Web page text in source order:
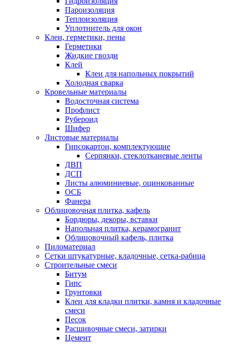
Пароизоляция
Теплоизоляция
Уплотнитель для окон
Клеи, герметики, пены
Герметики
Жидкие гвозди
Клей
Клеи для напольных покрытий
Холодная сварка
Кровельные материалы
Водосточная система
Профлист
Рубероид
Шифер
Листовые материалы
Гипсокартон, комплектующие
Серпянки, стеклотканевые ленты
ДВП
ДСП
Листы алюминиевые, оцинкованные
ОСБ
Фанера
Облицовочная плитка, кафель
Бордюры, декоры, вставки
Напольная плитка, керамогранит
Облицовочный кафель, плитка
Пиломатериал
Сетки штукатурные, кладочные, сетка-рабица
Строительные смеси
Битум
Гипс
Грунтовки
Клеи для кладки плитки, камня и кладочные
смеси
Песок
Расшивочные смеси, затирки
Цемент